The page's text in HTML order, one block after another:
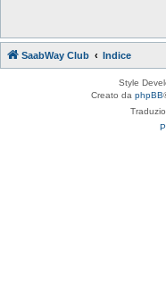
SaabWay Club Indice
Style
Creato da phpBB